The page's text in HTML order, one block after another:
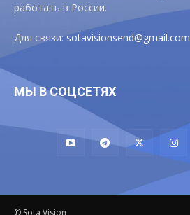
работать в России.
Для связи:sotavisionsend@gmail.com
МЫ В СОЦСЕТЯХ
© Sota Vision